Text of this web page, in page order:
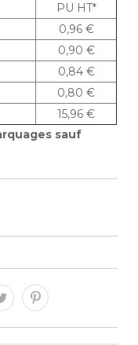
PU HT*
0,96 €
0,90 €
0,84 €
0,80 €
15,96 €
sauf